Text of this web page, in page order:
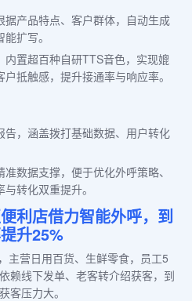
产品特点、客户群体，自动生成
扩写。
内置超百种自研TTS音色，实现媲
抵触感，提升接通率与响应率。
告，涵盖拨打基础数据、用户转化
数据支撑，便于优化外呼策略、
转化双重提升。
利店借力智能外呼，到
升25%
主营日用百货、生鲜零食，员工5
赖线下发单、老客转介绍获客，到
客压力大。